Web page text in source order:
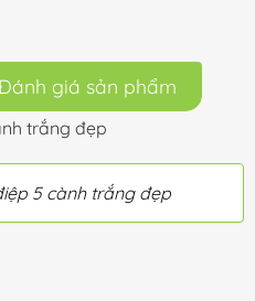
giá sản phẩm
trắng đẹp
5 cành trắng đẹp